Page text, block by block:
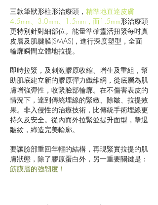
三款筆狀形柱形治療頭， 精準地直達皮膚
4.5mm、3.0mm、1.5mm，而1.5mm形治療頭
更特別針對細部位。能量準確靈活扭緊每吋真
皮層及肌腱膜(SMAS)，進行深度塑型，全面
輪廓瞬間立體地拉提。
即時拉緊，及刺激膠原收縮、增生及重組，幫
助肌底建立新的膠原彈力纖維網，從底層為肌
膚增強彈性，收緊臉部輪廓。在不傷害表皮的
情況下，達到傳統埋線的緊緻、除皺、拉提效
果。非入侵性的治療技術，比傳統手術埋線更
持久及安全。從內而外拉緊並提升面型，擊退
皺紋，締造完美輪廓。
要讓臉部重回年輕的結構，再現緊實拉提的肌
膚狀態，除了膠原蛋白外，另一重要關鍵是：
筋膜層的強韌度！